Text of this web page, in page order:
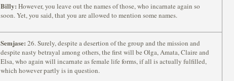
Billy: However, you leave out the names of those, who incarnate again so
soon. Yet, you said, that you are allowed to mention some names.
Semjase: 26. Surely, despite a desertion of the group and the mission and
despite nasty betrayal among others, the first will be Olga, Amata, Claire and
Elsa, who again will incarnate as female life forms, if all is actually fulfilled,
which however partly is in question.